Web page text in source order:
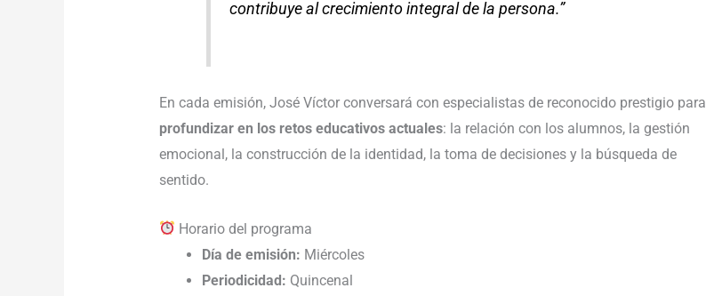
contribuye al crecimiento integral de la persona.”
En cada emisión, José Víctor conversará con especialistas de reconocido prestigio para
profundizar en los retos educativos actuales: la relación con los alumnos, la gestión
emocional, la construcción de la identidad, la toma de decisiones y la búsqueda de
sentido.
Horario del programa
Día de emisión: Miércoles
Periodicidad: Quincenal